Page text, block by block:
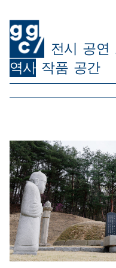
전시 공연
역사 작품 공간
ggc/